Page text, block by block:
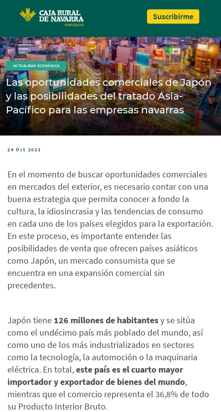
Suscribirme
ACTUALIDAD ECONÓMICA
Las oportunidades comerciales de Japón
y las posibilidades del tratado Asia-
Pacífico para las empresas navarras
24 Oct 2021
En el momento de buscar oportunidades comerciales
en mercados del exterior, es necesario contar con una
buena estrategia que permita conocer a fondo la
cultura, la idiosincrasia y las tendencias de consumo
en cada uno de los países elegidos para la exportación.
En este proceso, es importante entender las
posibilidades de venta que ofrecen países asiáticos
como Japón, un mercado consumista que se
encuentra en una expansión comercial sin
precedentes.
Japón tiene 126 millones de habitantesy se sitúa
como el undécimo país más poblado del mundo, así
como uno de los más industrializados en sectores
como la tecnología, la automoción o la maquinaria
eléctrica. En total,este país es el cuarto mayor
importador y exportador de bienes del mundo,
mientras que el comercio representa el 36,8% de todo
su Producto Interior Bruto.